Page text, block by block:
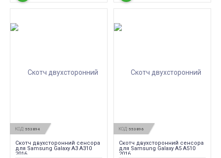
КОД: 553894
Скотч двухсторонний сенсора
для Samsung Galaxy A3 A310
2016
КОД: 553896
Скотч двухсторонний сенсора
для Samsung Galaxy A5 A510
2016